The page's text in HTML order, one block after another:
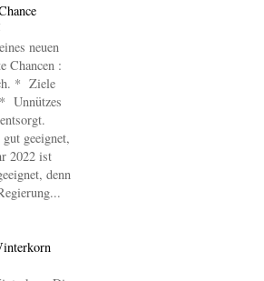
neuen
Chancen :
* Ziele
Unnützes
geeignet,
2022 ist
denn